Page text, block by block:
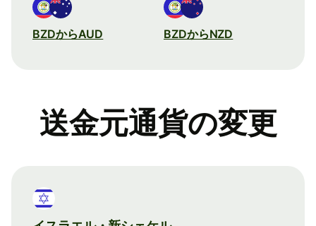
BZDからAUD BZDからNZD
送金元通貨の変更